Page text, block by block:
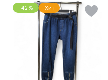
-42 % Хит